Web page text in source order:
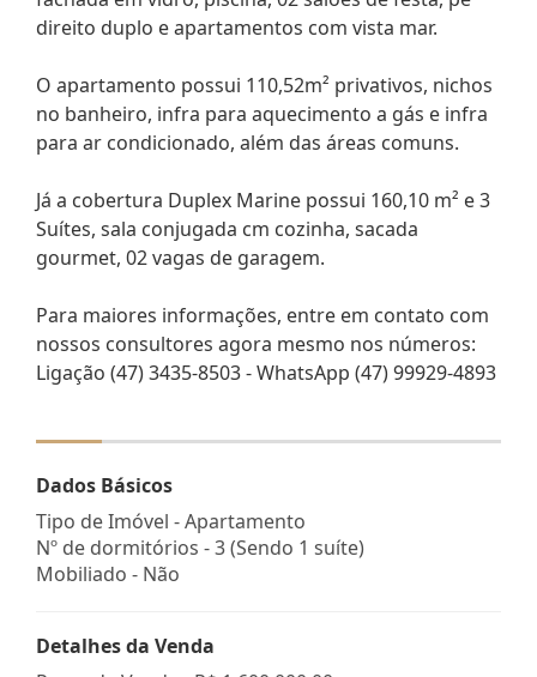
direito duplo e apartamentos com vista mar.
O apartamento possui 110,52m² privativos, nichos
no banheiro, infra para aquecimento a gás e infra
para ar condicionado, além das áreas comuns.
Já a cobertura Duplex Marine possui 160,10 m² e 3
Suítes, sala conjugada cm cozinha, sacada
gourmet, 02 vagas de garagem.
Para maiores informações, entre em contato com
nossos consultores agora mesmo nos números:
Ligação (47) 3435-8503 - WhatsApp (47) 99929-4893
Dados Básicos
Tipo de Imóvel - Apartamento
Nº de dormitórios - 3 (Sendo 1 suíte)
Mobiliado - Não
Detalhes da Venda